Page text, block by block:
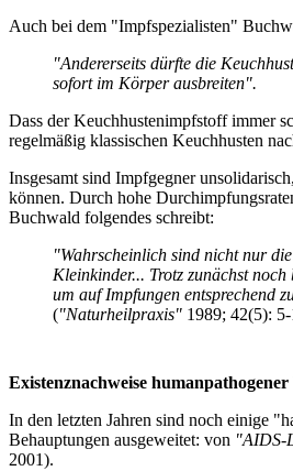
Auch bei dem "Impfspezialisten"
"Andererseits dürfte die
sofort im Körper ausbreiten".
Dass der Keuchhustenimpfstoff immer
regelmäßig klassischen Keuchhusten
Insgesamt sind Impfgegner
können. Durch hohe
Buchwald folgendes schreibt:
"Wahrscheinlich sind nicht nur
Kleinkinder... Trotz zunächst
um auf Impfungen entsprechend
("Naturheilpraxis" 1989; 42(5):
Existenznachweise
In den letzten Jahren sind noch einige
Behauptungen ausgeweitet: von "AIDS-
2001).